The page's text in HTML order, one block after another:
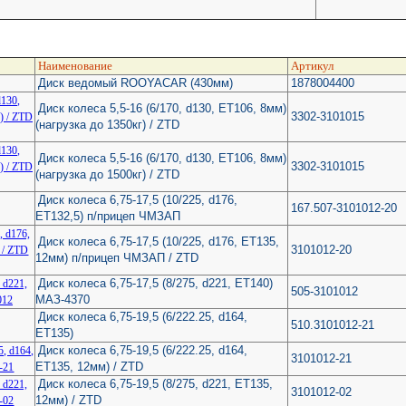
Наименование
Артикул
Диск ведомый ROOYACAR (430мм)
1878004400
Диск колеса 5,5-16 (6/170, d130, ET106, 8мм)
(нагрузка до 1350кг) / ZTD
3302-3101015
Диск колеса 5,5-16 (6/170, d130, ET106, 8мм)
(нагрузка до 1500кг) / ZTD
3302-3101015
Диск колеса 6,75-17,5 (10/225, d176,
ET132,5) п/прицеп ЧМЗАП
167.507-3101012-20
Диск колеса 6,75-17,5 (10/225, d176, ET135,
12мм) п/прицеп ЧМЗАП / ZTD
3101012-20
Диск колеса 6,75-17,5 (8/275, d221, ET140)
МАЗ-4370
505-3101012
Диск колеса 6,75-19,5 (6/222.25, d164,
ET135)
510.3101012-21
Диск колеса 6,75-19,5 (6/222.25, d164,
ET135, 12мм) / ZTD
3101012-21
Диск колеса 6,75-19,5 (8/275, d221, ET135,
12мм) / ZTD
3101012-02